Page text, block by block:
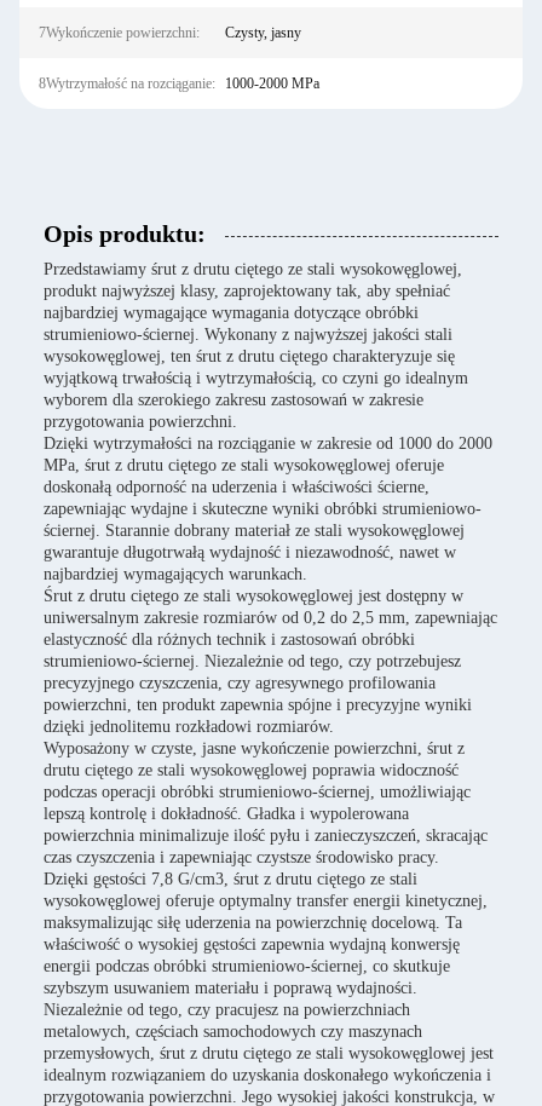
7Wykończenie powierzchni: Czysty, jasny
8Wytrzymałość na rozciąganie: 1000-2000 MPa
Opis produktu:
Przedstawiamy śrut z drutu ciętego ze stali wysokowęglowej,
produkt najwyższej klasy, zaprojektowany tak, aby spełniać
najbardziej wymagające wymagania dotyczące obróbki
strumieniowo-ściernej. Wykonany z najwyższej jakości stali
wysokowęglowej, ten śrut z drutu ciętego charakteryzuje się
wyjątkową trwałością i wytrzymałością, co czyni go idealnym
wyborem dla szerokiego zakresu zastosowań w zakresie
przygotowania powierzchni.
Dzięki wytrzymałości na rozciąganie w zakresie od 1000 do 2000
MPa, śrut z drutu ciętego ze stali wysokowęglowej oferuje
doskonałą odporność na uderzenia i właściwości ścierne,
zapewniając wydajne i skuteczne wyniki obróbki strumieniowo-
ściernej. Starannie dobrany materiał ze stali wysokowęglowej
gwarantuje długotrwałą wydajność i niezawodność, nawet w
najbardziej wymagających warunkach.
Śrut z drutu ciętego ze stali wysokowęglowej jest dostępny w
uniwersalnym zakresie rozmiarów od 0,2 do 2,5 mm, zapewniając
elastyczność dla różnych technik i zastosowań obróbki
strumieniowo-ściernej. Niezależnie od tego, czy potrzebujesz
precyzyjnego czyszczenia, czy agresywnego profilowania
powierzchni, ten produkt zapewnia spójne i precyzyjne wyniki
dzięki jednolitemu rozkładowi rozmiarów.
Wyposażony w czyste, jasne wykończenie powierzchni, śrut z
drutu ciętego ze stali wysokowęglowej poprawia widoczność
podczas operacji obróbki strumieniowo-ściernej, umożliwiając
lepszą kontrolę i dokładność. Gładka i wypolerowana
powierzchnia minimalizuje ilość pyłu i zanieczyszczeń, skracając
czas czyszczenia i zapewniając czystsze środowisko pracy.
Dzięki gęstości 7,8 G/cm3, śrut z drutu ciętego ze stali
wysokowęglowej oferuje optymalny transfer energii kinetycznej,
maksymalizując siłę uderzenia na powierzchnię docelową. Ta
właściwość o wysokiej gęstości zapewnia wydajną konwersję
energii podczas obróbki strumieniowo-ściernej, co skutkuje
szybszym usuwaniem materiału i poprawą wydajności.
Niezależnie od tego, czy pracujesz na powierzchniach
metalowych, częściach samochodowych czy maszynach
przemysłowych, śrut z drutu ciętego ze stali wysokowęglowej jest
idealnym rozwiązaniem do uzyskania doskonałego wykończenia i
przygotowania powierzchni. Jego wysokiej jakości konstrukcja, w